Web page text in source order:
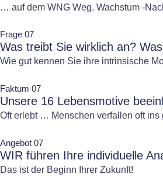
… auf dem WNG Weg. Wachstum -
Frage 07
Was treibt Sie wirklich an?
Wie gut kennen Sie ihre intrinsische
Faktum 07
Unsere 16 Lebensmotive
Oft erlebt … Menschen verfallen oft ins
Angebot 07
WIR führen Ihre individuelle
Das ist der Beginn Ihrer Zukunft!